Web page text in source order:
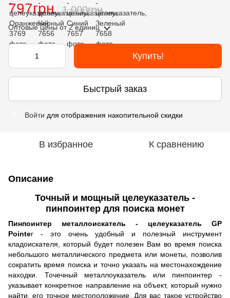
797грн 1 000грн
Оптовые ценыот 2 единиц
Купить!
Быстрый заказ
Войти для отображения накопительной скидки
В избранное К сравнению
Описание
Точный и мощный целеуказатель -
пинпоинтер для поиска монет
Пинпоинтер металлоискатель - целеуказатель GP
Pointer - это очень удобный и полезный инструмент
кладоискателя, который будет полезен Вам во время поиска
небольшого металлического предмета или монеты, позволив
сократить время поиска и точно указать на местонахождение
находки. Точечный металлоуказатель или пинпоинтер -
указывает конкретное направление на объект, который нужно
найти, его точное местоположение. Для вас такое устройство